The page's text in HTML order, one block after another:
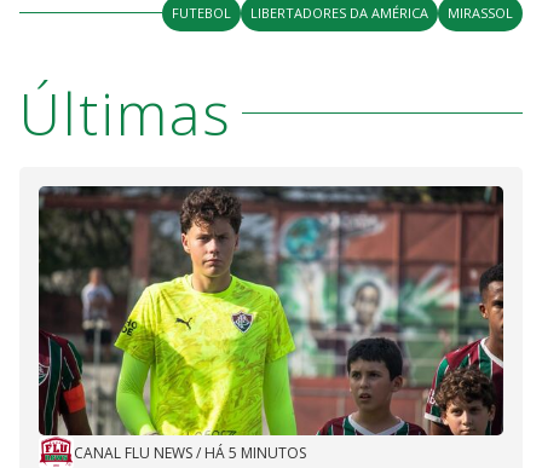
FUTEBOL LIBERTADORES DA AMÉRICA MIRASSOL
Últimas
CANAL FLU NEWS/ HÁ 5 MINUTOS